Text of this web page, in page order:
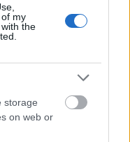
my
the
storage
on web orSopronból
érintésével egy